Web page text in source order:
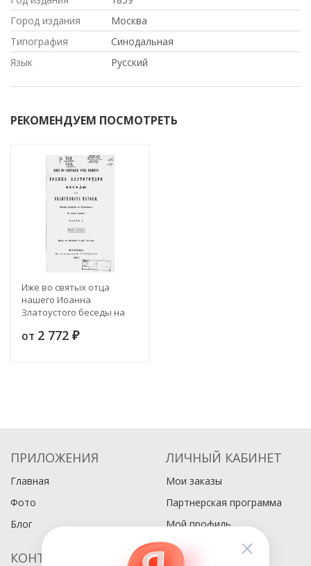
Город издания
Москва
Типография
Синодальная
Язык
Русский
РЕКОМЕНДУЕМ ПОСМОТРЕТЬ
Иже во святых отца
нашего Иоанна
Златоустого беседы на
Часть 1. Издание 4
от 2 772 ₽
ПРИЛОЖЕНИЯ
Главная
Фото
Блог
ЛИЧНЫЙ КАБИНЕТ
Мои заказы
Партнерская программа
Мой профиль
КОНТАКТЫ